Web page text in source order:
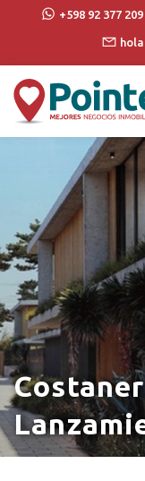
+598 92 377 209